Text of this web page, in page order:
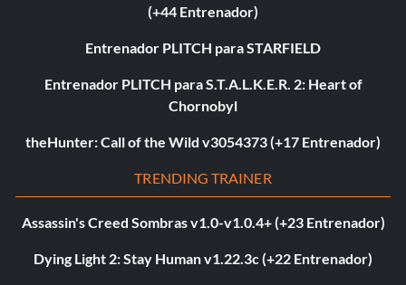
(+44 Entrenador)
Entrenador PLITCH para STARFIELD
Entrenador PLITCH para S.T.A.L.K.E.R. 2: Heart of
Chornobyl
theHunter: Call of the Wild v3054373 (+17 Entrenador)
TRENDING TRAINER
Assassin's Creed Sombras v1.0-v1.0.4+ (+23 Entrenador)
Dying Light 2: Stay Human v1.22.3c (+22 Entrenador)